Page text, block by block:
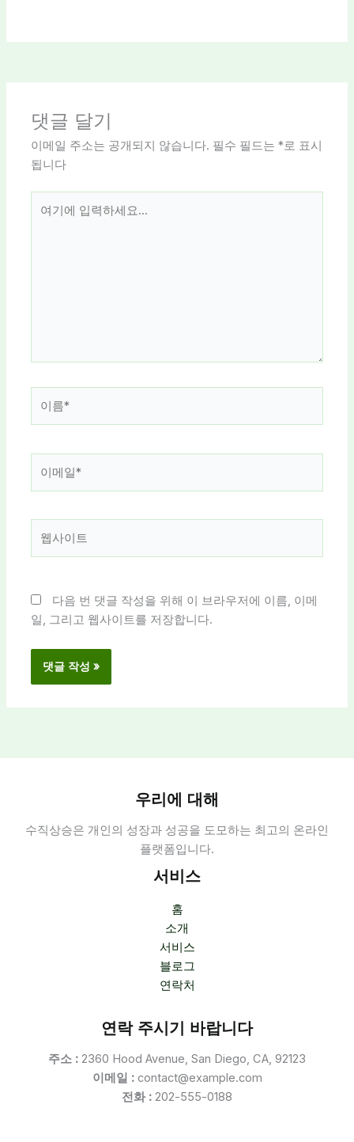
댓글 달기
이메일 주소는 공개되지 않습니다. 필수 필드는*로 표시
됩니다
*
다음 번 댓글 작성을 위해 이 브라우저에 이름, 이메
일, 그리고 웹사이트를 저장합니다.
우리에 대해
수직상승은 개인의 성장과 성공을 도모하는 최고의 온라인
플랫폼입니다.
서비스
홈
소개
서비스
블로그
연락처
연락 주시기 바랍니다
주소 : 2360 Hood Avenue, San Diego, CA, 92123
이메일 : contact@example.com
전화 : 202-555-0188